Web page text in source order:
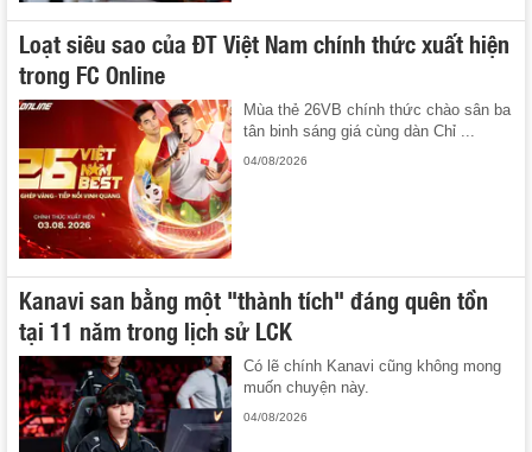
Loạt siêu sao của ĐT Việt Nam chính thức xuất hiện
trong FC Online
Mùa thẻ 26VB chính thức chào sân ba
tân binh sáng giá cùng dàn Chỉ ...
04/08/2026
Kanavi san bằng một "thành tích" đáng quên tồn
tại 11 năm trong lịch sử LCK
Có lẽ chính Kanavi cũng không mong
muốn chuyện này.
04/08/2026